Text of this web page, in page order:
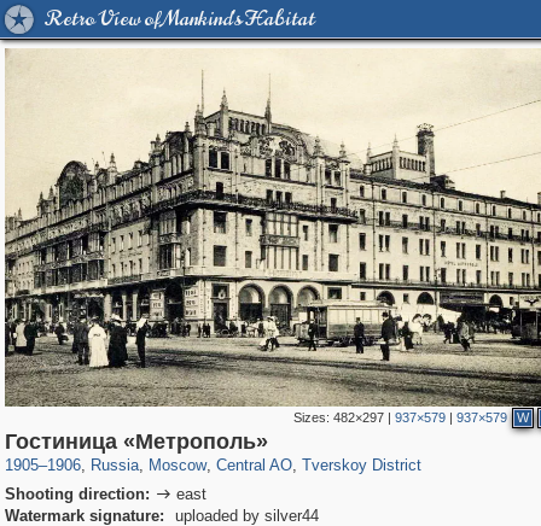
Retro View of Mankind's Habitat
Sizes:482×297 |937×579 |937×579 W
Гостиница «Метрополь»
1905–1906, Russia
1,407,268 29,248
, Moscow
319,878 8,286
, Central AO
160,021 5,916
, Tverskoy District
53,055
Shooting direction:  east
Watermark signature:
uploaded by silver44